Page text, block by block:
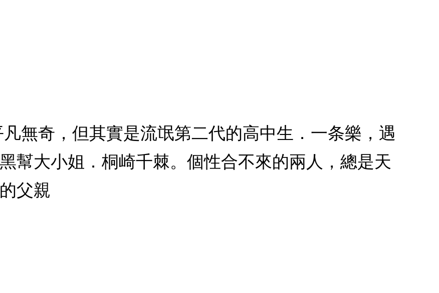
無奇，但其實是流氓第二代的高中生．一条樂，遇
幫大小姐．桐崎千棘。個性合不來的兩人，總是天
父親